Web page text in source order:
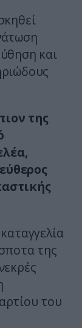
και
της
της
του